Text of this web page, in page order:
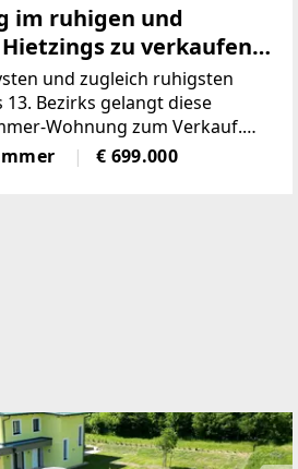
im ruhigen und
zu verkaufen!
und zugleich ruhigsten
Bezirks gelangt diese
Wohnung zum Verkauf.
sich im 2. Stock (ohne Lift)
mit nur fünf Parteien in
€ 699.000